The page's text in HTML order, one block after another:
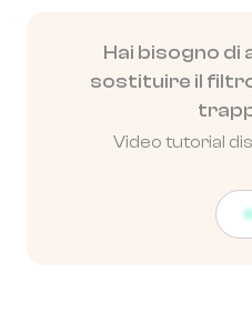
Hai bisogno
sostituire il filtro
Video tutorial